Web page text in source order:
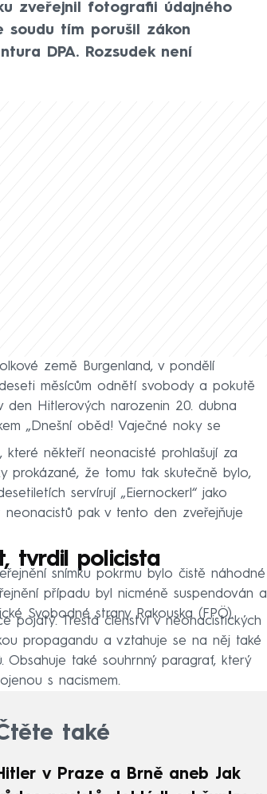
zveřejnil fotografii údajného
soudu tím porušil zákon
DPA. Rozsudek není
země Burgenland, v pondělí
měsícům odnětí svobody a pokutě
Hitlerových narozenin 20. dubna
„Dnešní oběd! Vaječné noky se
které někteří neonacisté prohlašují za
prokázané, že tomu tak skutečně bylo,
servírují „Eiernockerl“ jako
pak v tento den zveřejňuje
tvrdil policista
snímku pokrmu bylo čistě náhodné
případu byl nicméně suspendován a
Svobodné strany Rakouska (FPÖ).
pojatý. Trestá členství v neonacistických
propagandu a vztahuje se na něj také
Obsahuje také souhrnný paragraf, který
s nacismem.
také
v Praze a Brně aneb Jak